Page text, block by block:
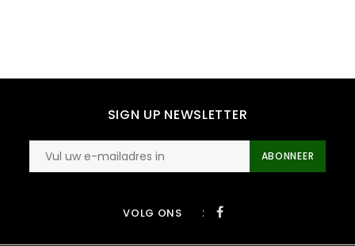
SIGN UP NEWSLETTER
ABONNEER
VOLG ONS :